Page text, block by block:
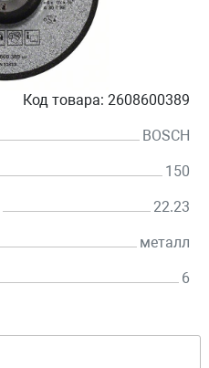
Код товара: 2608600389
BOSCH
150
22.23
металл
6